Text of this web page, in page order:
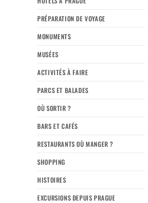
PRÉPARATION DE VOYAGE
MONUMENTS
MUSÉES
ACTIVITÉS À FAIRE
PARCS ET BALADES
OÙ SORTIR ?
BARS ET CAFÉS
RESTAURANTS OÙ MANGER ?
SHOPPING
HISTOIRES
EXCURSIONS DEPUIS PRAGUE